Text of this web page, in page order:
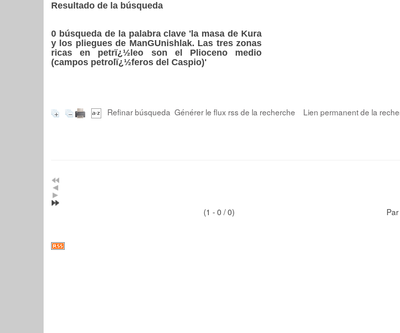
Resultado de la búsqueda
0 búsqueda de la palabra clave 'la masa de Kura
y los pliegues de ManGUnishlak. Las tres zonas
ricas en petrï¿½leo son el Plioceno medio
(campos petrolï¿½feros del Caspio)'
Refinar búsqueda Générer le flux rss de la recherche Lien permanent de la
(1 - 0 / 0)